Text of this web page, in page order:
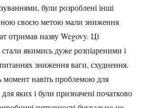
були розроблені інші
своєю метою мали зниження
отримав назву Wegovy. Ці
якимись дуже розпіареними і
зниження ваги, схуднення.
момент навіть проблемою для
яких і були призначені початково